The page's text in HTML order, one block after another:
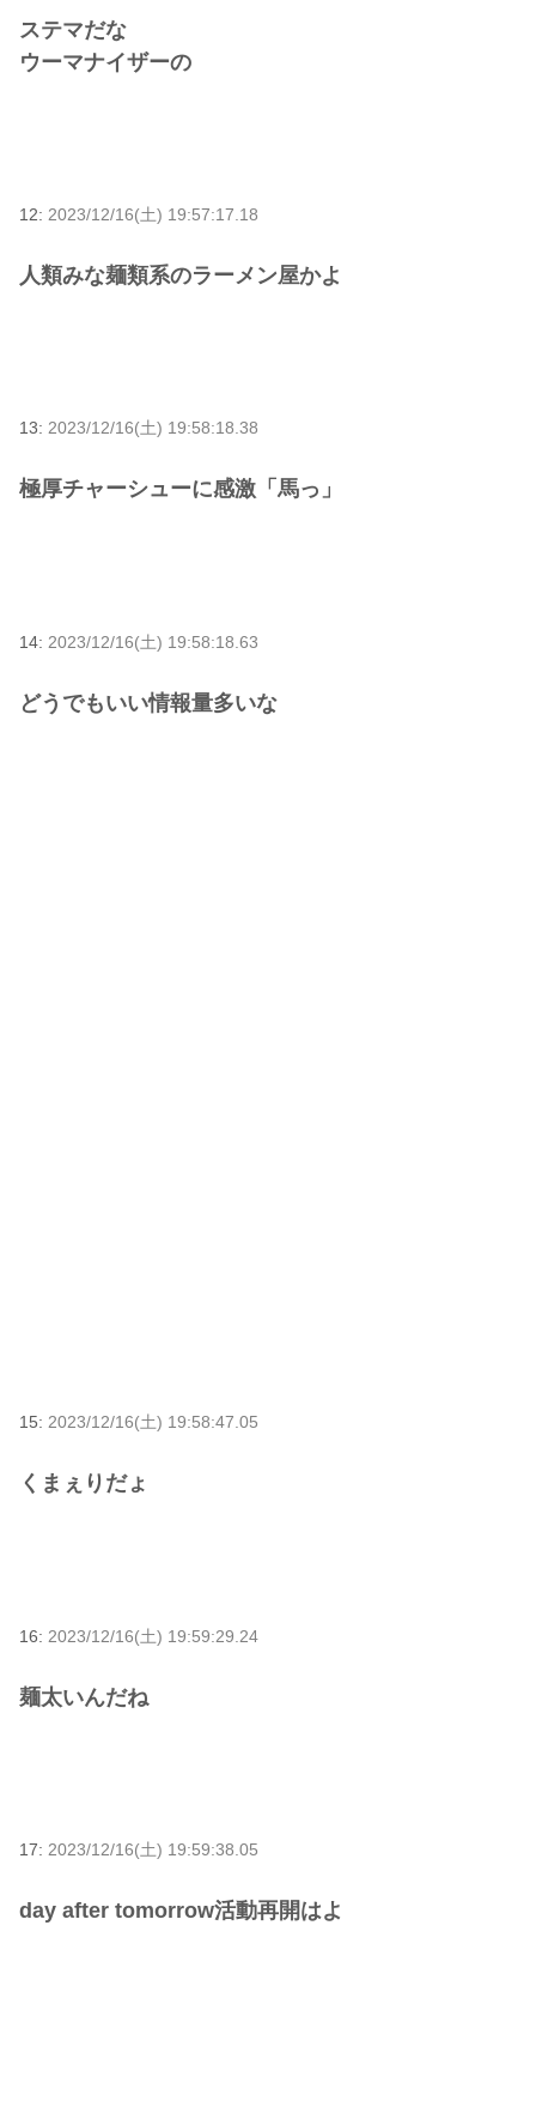
ステマだな
ウーマナイザーの
12: 2023/12/16(土) 19:57:17.18
人類みな麺類系のラーメン屋かよ
13: 2023/12/16(土) 19:58:18.38
極厚チャーシューに感激「馬っ」
14: 2023/12/16(土) 19:58:18.63
どうでもいい情報量多いな
15: 2023/12/16(土) 19:58:47.05
くまぇりだょ
16: 2023/12/16(土) 19:59:29.24
麺太いんだね
17: 2023/12/16(土) 19:59:38.05
day after tomorrow活動再開はよ